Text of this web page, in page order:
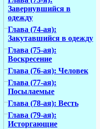
Завернувшийся в
одежду
Глава (74-ая):
Закутавшийся в одежду
Глава (75-ая):
Воскресение
Глава (76-ая): Человек
Глава (77-ая):
Посылаемые
Глава (78-ая): Весть
Глава (79-ая):
Исторгающие